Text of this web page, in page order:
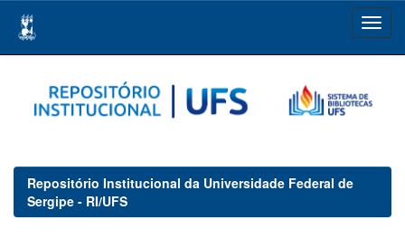
navigation
Repositório Institucional da Universidade Federal de
Sergipe - RI/UFS